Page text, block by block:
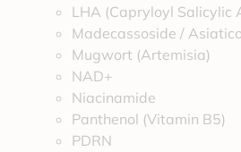
LHA (Capryloyl Salicylic
Madecassoside /
Mugwort (Artemisia)
NAD+
Niacinamide
Panthenol (Vitamin B5)
PDRN